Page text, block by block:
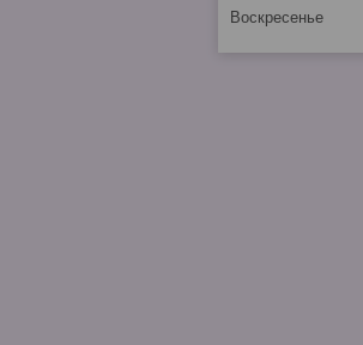
Воскресенье